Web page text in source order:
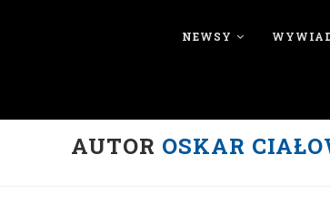
NEWSY
AUTOR OSKAR